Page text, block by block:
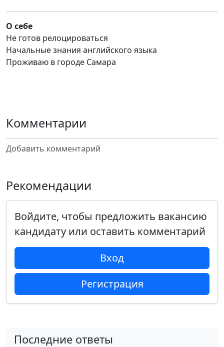
О себе
Не готов релоцироваться
Начальные знания английского языка
Проживаю в городе Самара
Комментарии
Добавить комментарий
Рекомендации
Войдите, чтобы предложить вакансию
кандидату или оставить комментарий
Вход
Регистрация
Последние ответы